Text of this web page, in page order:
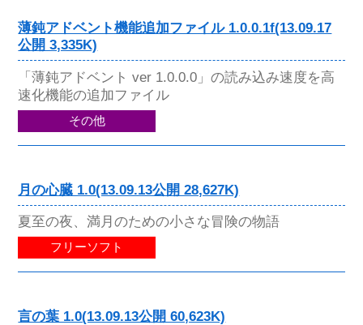
薄鈍アドベント機能追加ファイル 1.0.0.1f(13.09.17
公開 3,335K)
「薄鈍アドベント ver 1.0.0.0」の読み込み速度を高
速化機能の追加ファイル
その他
月の心臓 1.0(13.09.13公開 28,627K)
夏至の夜、満月のための小さな冒険の物語
フリーソフト
言の葉 1.0(13.09.13公開 60,623K)